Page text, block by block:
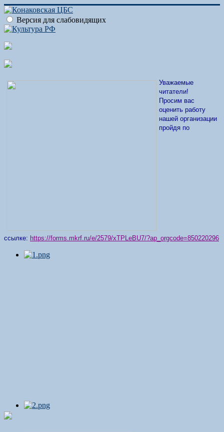
Версия для слабовидящих
Уважаемые
читатели!
Просим вас
оценить работу
нашей организации
пройдя по
ссылке: https://forms.mkrf.ru/e/2579/xTPLeBU7/?ap_orgcode=850220296